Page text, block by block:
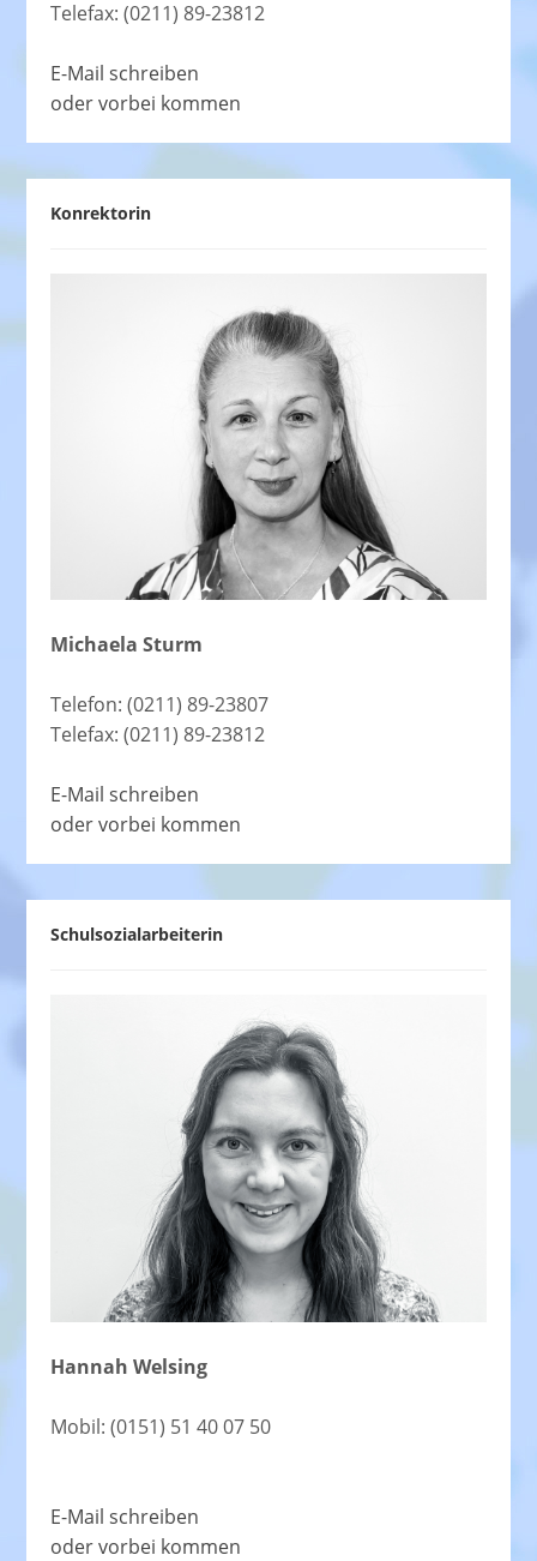
Telefax: (0211) 89-23812
E-Mail schreiben
oder vorbei kommen
Konrektorin
Michaela Sturm
Telefon: (0211) 89-23807
Telefax: (0211) 89-23812
E-Mail schreiben
oder vorbei kommen
Schulsozialarbeiterin
Hannah Welsing
Mobil: (0151) 51 40 07 50
E-Mail schreiben
oder vorbei kommen